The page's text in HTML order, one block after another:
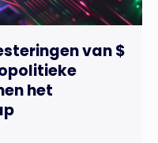
van $
het